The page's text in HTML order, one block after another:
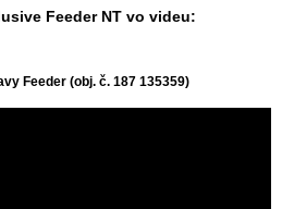
Feeder NT vo videu:
Feeder (obj. č. 187 135359)